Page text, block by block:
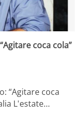
coca cola”
“Agitare coca
L'estate…